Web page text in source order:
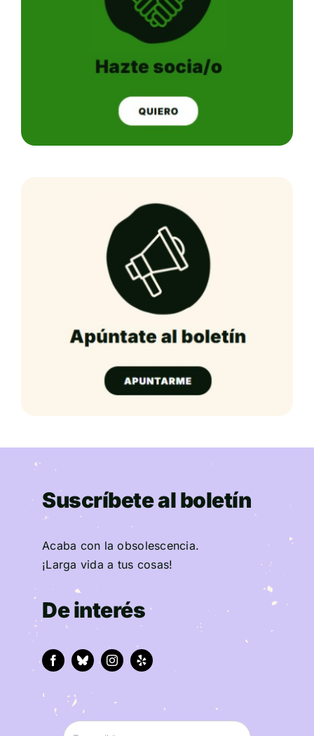
Suscríbete al boletín
Acaba con la obsolescencia.
¡Larga vida a tus cosas!
De interés